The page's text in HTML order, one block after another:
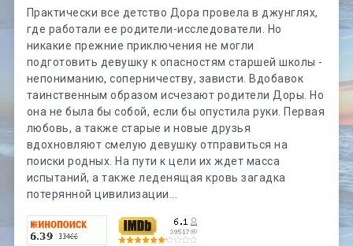
Практически все детство Дора провела в джунглях,
где работали ее родители-исследователи. Но
никакие прежние приключения не могли
подготовить девушку к опасностям старшей школы -
непониманию, соперничеству, зависти. Вдобавок
таинственным образом исчезают родители Доры. Но
она не была бы собой, если бы опустила руки. Первая
любовь, а также старые и новые друзья
вдохновляют смелую девушку отправиться на
поиски родных. На пути к цели их ждет масса
испытаний, а также леденящая кровь загадка
потерянной цивилизации...